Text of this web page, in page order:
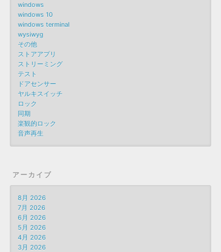
windows
windows 10
windows terminal
wysiwyg
その他
ストアアプリ
ストリーミング
テスト
ドアセンサー
ヤルキスイッチ
ロック
同期
楽観的ロック
音声再生
アーカイブ
8月 2026
7月 2026
6月 2026
5月 2026
4月 2026
3月 2026